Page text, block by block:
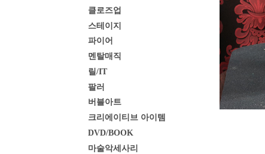
클로즈업
스테이지
파이어
멘탈매직
릴/IT
팔러
버블아트
크리에이티브 아이템
DVD/BOOK
마술악세사리